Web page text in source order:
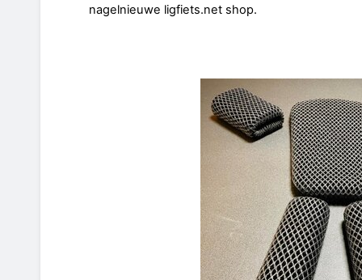
nagelnieuwe ligfiets.net shop.